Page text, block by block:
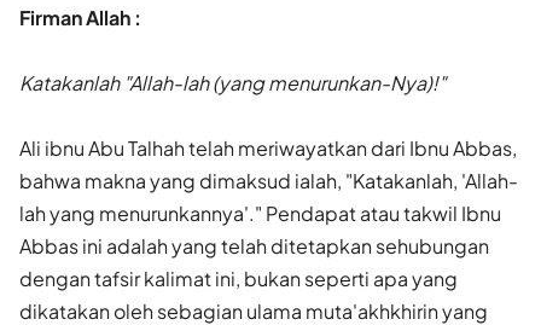
Firman Allah :
Katakanlah "Allah-lah (yang menurunkan-Nya)!"
Ali ibnu Abu Talhah telah meriwayatkan dari Ibnu Abbas,
bahwa makna yang dimaksud ialah, "Katakanlah, 'Allah-
lah yang menurunkannya'." Pendapat atau takwil Ibnu
Abbas ini adalah yang telah ditetapkan sehubungan
dengan tafsir kalimat ini, bukan seperti apa yang
dikatakan oleh sebagian ulama muta'akhkhirin yang